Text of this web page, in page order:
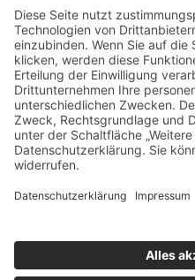
Potsdamer
14109 Berlin
Tel: +49 30
KONTAKT|